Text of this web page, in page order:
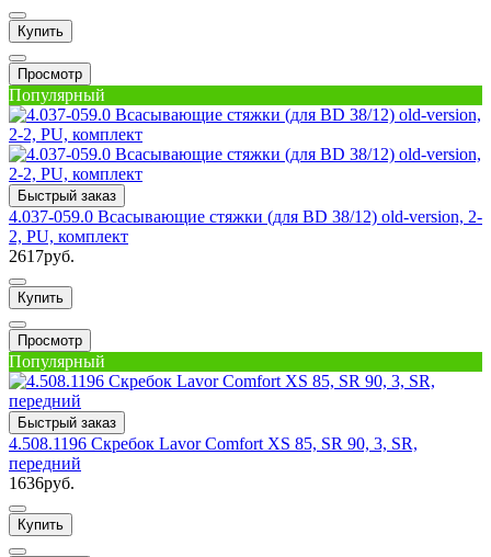
Купить
Просмотр
Популярный
Быстрый заказ
4.037-059.0 Всасывающие стяжки (для BD 38/12) old-version, 2-
2, PU, комплект
2617руб.
Купить
Просмотр
Популярный
Быстрый заказ
4.508.1196 Скребок Lavor Comfort XS 85, SR 90, 3, SR,
передний
1636руб.
Купить